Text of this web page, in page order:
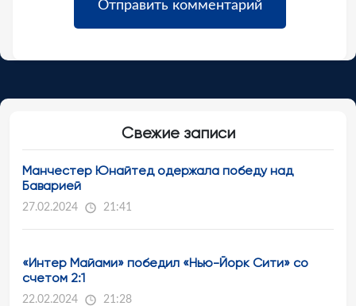
Свежие записи
Манчестер Юнайтед одержала победу над
Баварией
27.02.2024 21:41
«Интер Майами» победил «Нью-Йорк Сити» со
счетом 2:1
22.02.2024 21:28